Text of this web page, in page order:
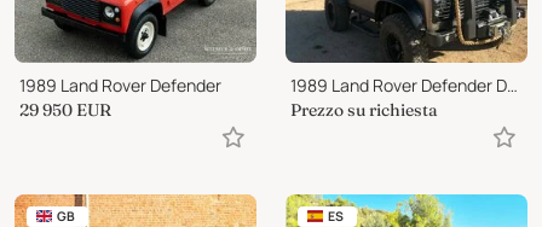
1989 Land Rover Defender
29 950 EUR
1989 Land Rover Defender D90
Prezzo su richiesta
GB ES